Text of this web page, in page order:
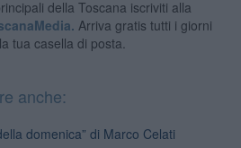
della Toscana iscriviti alla
Arriva gratis tutti i giorni
tua casella di posta.
anche:
domenica” di Marco Celati